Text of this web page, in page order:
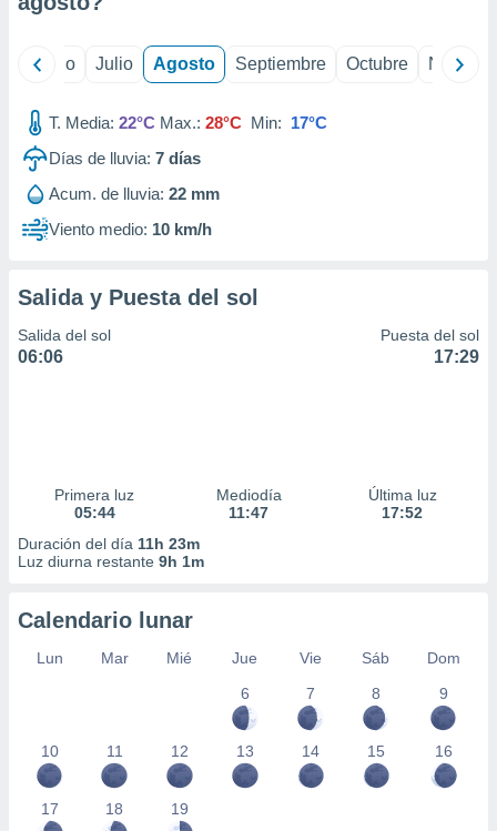
mediante
publicidad
publicidad
1199
Junio Julio Agosto Septiembre Octubre
T. Media: 22°C Max.: 28°C Min: 17°C
Días de lluvia: 7 días
Acum. de lluvia: 22 mm
Viento medio: 10 km/h
Salida y Puesta del sol
Salida del sol
06:06
Puesta del sol
17:29
Primera luz
05:44
Mediodía
11:47
Última luz
17:52
Duración del día 11h 23m
Luz diurna restante 9h 1m
Calendario lunar
Lun Mar Mié Jue Vie Sáb
Dom
6
7 8 9
10 11 12 13 14 15 16
17 18 19